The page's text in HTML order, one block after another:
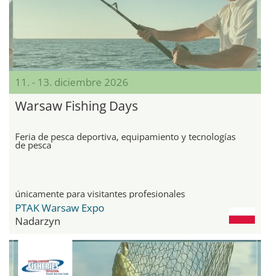
11. - 13. diciembre 2026
Warsaw Fishing Days
Feria de pesca deportiva, equipamiento y tecnologías
de pesca
únicamente para visitantes profesionales
PTAK Warsaw Expo
Nadarzyn